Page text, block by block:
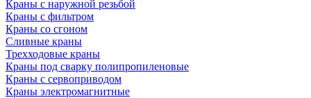
Краны с наружной резьбой
Краны с фильтром
Краны со сгоном
Сливные краны
Трехходовые краны
Краны под сварку полипропиленовые
Краны с сервоприводом
Краны электромагнитные